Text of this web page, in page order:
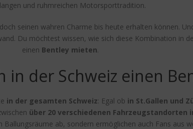
und ruhmreichen Motorsporttradition.
seinen wahren Charme bis heute erhalten können.
Du möchtest wissen, wie sich diese Kombination in
einen Bentley mieten.
in der Schweiz einen
in der gesamten Schweiz: Egal ob in St.Gallen und
über 20 verschiedenen Fahrzeugstandorten
ab, sondern ermöglichen auch Fans aus